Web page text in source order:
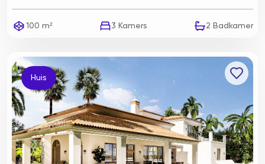
100 m² 3 Kamers 2 Badkamer
Huis